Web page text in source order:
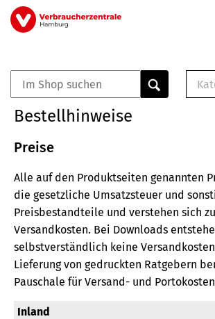
Direkt
zum
0
Elemente
Bestellhinweise
Preise
Alle auf den Produktseiten genannten
die gesetzliche Umsatzsteuer und
Preisbestandteile und verstehen sich
Versandkosten. Bei Downloads
selbstverständlich keine
Lieferung von gedruckten Ratgebern
Pauschale für Versand- und
Inland